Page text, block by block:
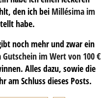
den ich bei Millésima im
habe.
noch mehr und zwar ein
Gutschein im Wert von 100 €
Alles dazu, sowie die
am Schluss dieses Posts.